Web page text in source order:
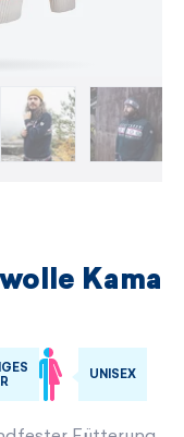
Kama
UNISEX